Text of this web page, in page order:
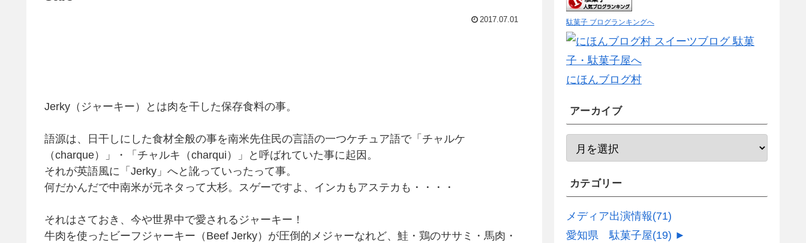
2017.07.01
Jerky（ジャーキー）とは肉を干した保存食料の事。
語源は、日干しにした食材全般の事を南米先住民の言語の一つケチュア語で「チャルケ
（charque）」・「チャルキ（charqui）」と呼ばれていた事に起因。
それが英語風に「Jerky」へと訛っていったって事。
何だかんだで中南米が元ネタって大杉。スゲーですよ、インカもアステカも・・・・
それはさておき、今や世界中で愛されるジャーキー！
牛肉を使ったビーフジャーキー（Beef Jerky）が圧倒的メジャーなれど、鮭・鶏のササミ・馬肉・
駄菓子 ブログランキングへ
にほんブログ村
アーカイブ
カテゴリー
メディア出演情報(71)
愛知県 駄菓子屋(19) ►